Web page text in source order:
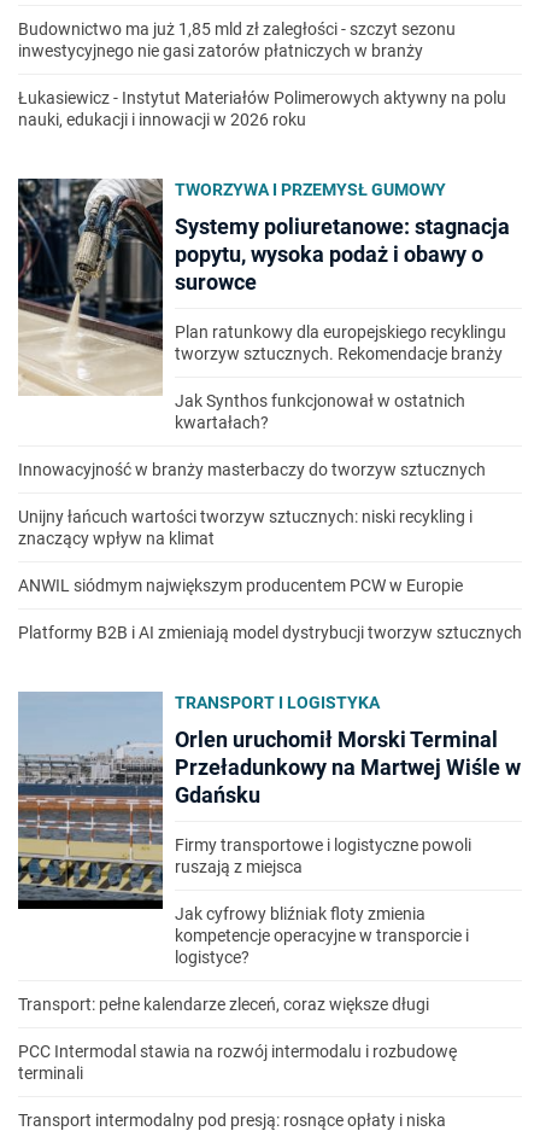
Budownictwo ma już 1,85 mld zł zaległości - szczyt sezonu
inwestycyjnego nie gasi zatorów płatniczych w branży
Łukasiewicz - Instytut Materiałów Polimerowych aktywny na polu
nauki, edukacji i innowacji w 2026 roku
TWORZYWA I PRZEMYSŁ GUMOWY
Systemy poliuretanowe: stagnacja
popytu, wysoka podaż i obawy o
surowce
Plan ratunkowy dla europejskiego recyklingu
tworzyw sztucznych. Rekomendacje branży
Jak Synthos funkcjonował w ostatnich
kwartałach?
Innowacyjność w branży masterbaczy do tworzyw sztucznych
Unijny łańcuch wartości tworzyw sztucznych: niski recykling i
znaczący wpływ na klimat
ANWIL siódmym największym producentem PCW w Europie
Platformy B2B i AI zmieniają model dystrybucji tworzyw sztucznych
TRANSPORT I LOGISTYKA
Orlen uruchomił Morski Terminal
Przeładunkowy na Martwej Wiśle w
Gdańsku
Firmy transportowe i logistyczne powoli
ruszają z miejsca
Jak cyfrowy bliźniak floty zmienia
kompetencje operacyjne w transporcie i
logistyce?
Transport: pełne kalendarze zleceń, coraz większe długi
PCC Intermodal stawia na rozwój intermodalu i rozbudowę
terminali
Transport intermodalny pod presją: rosnące opłaty i niska